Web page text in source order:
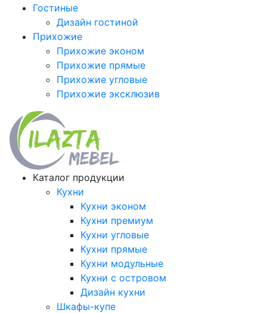
Гостиные
Дизайн гостиной
Прихожие
Прихожие эконом
Прихожие прямые
Прихожие угловые
Прихожие эксклюзив
Каталог продукции
Кухни
Кухни эконом
Кухни премиум
Кухни угловые
Кухни прямые
Кухни модульные
Кухни с островом
Дизайн кухни
Шкафы-купе